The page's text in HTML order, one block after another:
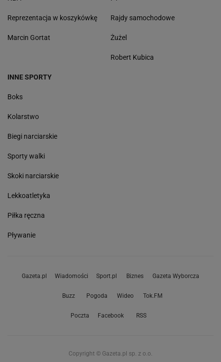
Reprezentacja w koszykówkę
Marcin Gortat
Rajdy samochodowe
Żużel
Robert Kubica
INNE SPORTY
Boks
Kolarstwo
Biegi narciarskie
Sporty walki
Skoki narciarskie
Lekkoatletyka
Piłka ręczna
Pływanie
Gazeta.pl Wiadomości Sport.pl Biznes Gazeta Wyborcza
Buzz Pogoda Wideo Tok.FM
Poczta Facebook RSS
Copyright © Gazeta.pl sp. z o.o.